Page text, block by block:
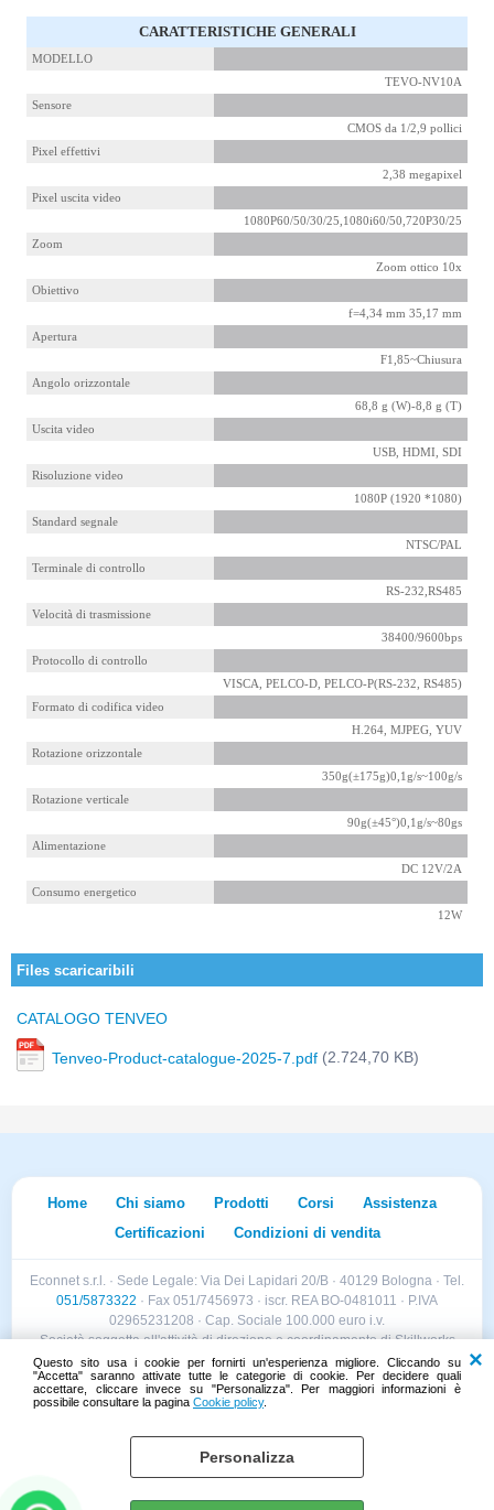
Questo sito usa i cookie per fornirti un'esperienza migliore. Cliccando su
"Accetta" saranno attivate tutte le categorie di cookie. Per decidere quali
accettare, cliccare invece su "Personalizza". Per maggiori informazioni è
possibile consultare la pagina Cookie policy.
Personalizza
CARATTERISTICHE GENERALI
MODELLO
TEVO-NV10A
Sensore
CMOS da 1/2,9 pollici
Pixel effettivi
2,38 megapixel
Pixel uscita video
1080P60/50/30/25,1080i60/50,720P30/25
Zoom
Zoom ottico 10x
Obiettivo
f=4,34 mm 35,17 mm
Apertura
F1,85~Chiusura
Angolo orizzontale
68,8 g (W)-8,8 g (T)
Uscita video
USB, HDMI, SDI
Risoluzione video
1080P (1920 *1080)
Standard segnale
NTSC/PAL
Terminale di controllo
RS-232,RS485
Velocità di trasmissione
38400/9600bps
Protocollo di controllo
VISCA, PELCO-D, PELCO-P(RS-232, RS485)
Formato di codifica video
H.264, MJPEG, YUV
Rotazione orizzontale
350g(±175g)0,1g/s~100g/s
Rotazione verticale
90g(±45°)0,1g/s~80gs
Alimentazione
DC 12V/2A
Consumo energetico
12W
Files scaricaribili
CATALOGO TENVEO
Tenveo-Product-catalogue-2025-7.pdf (2.724,70 KB)
Home Chi siamo Prodotti Corsi
Assistenza
Certificazioni
Condizioni di vendita
Econnet s.r.l. · Sede Legale: Via Dei Lapidari 20/B · 40129 Bologna · Tel.
051/5873322 · Fax 051/7456973 · iscr. REA BO-0481011 · P.IVA
02965231208 · Cap. Sociale 100.000 euro i.v.
Società soggetta all'attività di direzione e coordinamento di Skillworks
Holding s.r.l. · Sede Legale: Via Vittorio Emanuele II 28 · Roncadelle (BS)
- C.F. 04151440981
Cookie policy Preferenze cookie